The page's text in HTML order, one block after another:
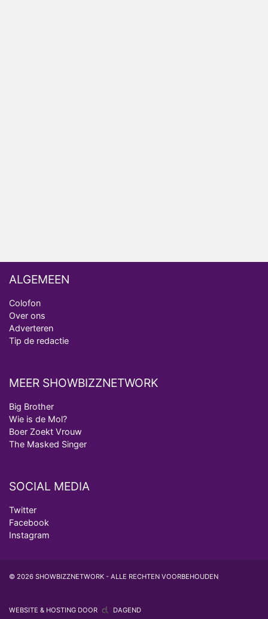
ALGEMEEN
Colofon
Over ons
Adverteren
Tip de redactie
MEER SHOWBIZZNETWORK
Big Brother
Wie is de Mol?
Boer Zoekt Vrouw
The Masked Singer
SOCIAL MEDIA
Twitter
Facebook
Instagram
© 2026 SHOWBIZZNETWORK - ALLE RECHTEN VOORBEHOUDEN
WEBSITE & HOSTING DOOR DAGEND